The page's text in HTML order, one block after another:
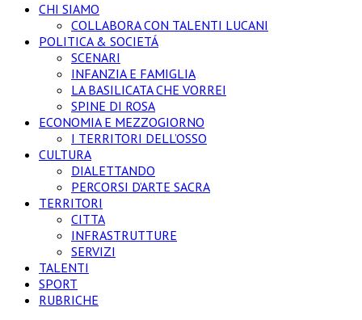
CHI SIAMO
COLLABORA CON TALENTI LUCANI
POLITICA & SOCIETÁ
SCENARI
INFANZIA E FAMIGLIA
LA BASILICATA CHE VORREI
SPINE DI ROSA
ECONOMIA E MEZZOGIORNO
I TERRITORI DELL’OSSO
CULTURA
DIALETTANDO
PERCORSI D’ARTE SACRA
TERRITORI
CITTA
INFRASTRUTTURE
SERVIZI
TALENTI
SPORT
RUBRICHE